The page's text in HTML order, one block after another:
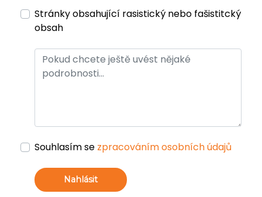
Stránky obsahující rasistický nebo fašistitcký
obsah
Souhlasím se zpracováním osobních údajů
Nahlásit